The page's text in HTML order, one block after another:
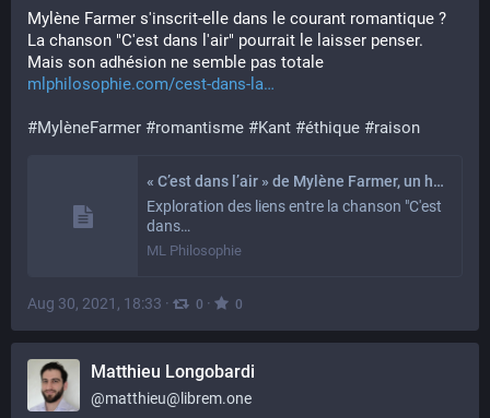
Mylène Farmer s'inscrit-elle dans le courant romantique ?
La chanson "C'est dans l'air" pourrait le laisser penser.
Mais son adhésion ne semble pas totale
mlphilosophie.com/cest-dans-la
#MylèneFarmer #romantisme #Kant #éthique #raison
« C’est dans l’air » de Mylène Farmer, un hymne romantique ?
Exploration des liens entre la chanson "C'est
dans…
ML Philosophie
Aug 30, 2021, 18:33 · 0 · 0
Matthieu Longobardi
@matthieu@librem.one